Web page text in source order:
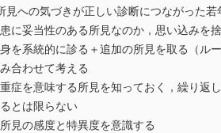
への気づきが正しい診断につながった若
に妥当性のある所見なのか，思い込みを
を系統的に診る＋追加の所見を取る（ル
合わせて考える
症を意味する所見を知っておく，繰り返
とは限らない
見の感度と特異度を意識する